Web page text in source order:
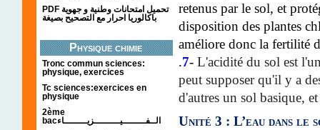
PDF تحميل امتحانات وطنية و جهوية
باكالوريا احرار مع التصحيح بصيغة
Physique chimie
Tronc commun sciences:
physique, exercices
Tc sciences:exercices en
physique
2ème
bacالــفــــــــيـــــــــزيــــــــاء
retenus par le sol, et
disposition des plantes
améliore donc la fertilité
.7- L'acidité du sol est
peut supposer qu'il y a
d'autres un sol basique,
Unité 3 : L’eau dans le